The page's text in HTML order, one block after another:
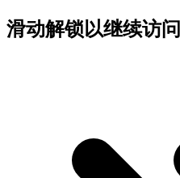
滑动解锁以继续访问